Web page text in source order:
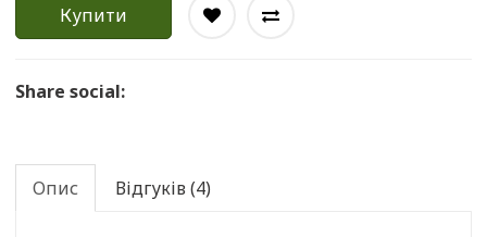
Купити
Share social:
Опис Відгуків (4)